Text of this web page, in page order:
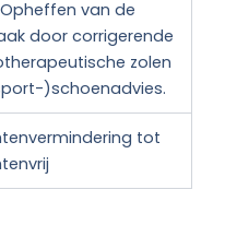
van de
door corrigerende
zolen
)schoenadvies.
tot